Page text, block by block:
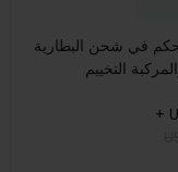
12 فولت 25 واط مع تحكم في شحن البطارية
التخييم
+